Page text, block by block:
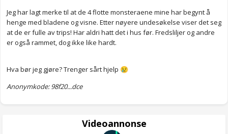
Jeg har lagt merke til at de 4 flotte monsteraene mine har begynt å
henge med bladene og visne. Etter nøyere undesøkelse viser det seg
at de er fulle av trips! Har aldri hatt det i hus før. Fredsliljer og andre
er også rammet, dog ikke like hardt.
Hva bør jeg gjøre? Trenger sårt hjelp 😢
Anonymkode: 98f20...dce
Videoannonse